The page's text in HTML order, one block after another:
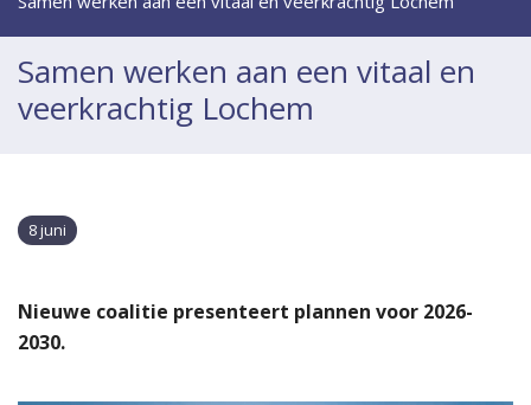
Samen werken aan een vitaal en
veerkrachtig Lochem
8 juni
Nieuwe coalitie presenteert plannen voor 2026-
2030.